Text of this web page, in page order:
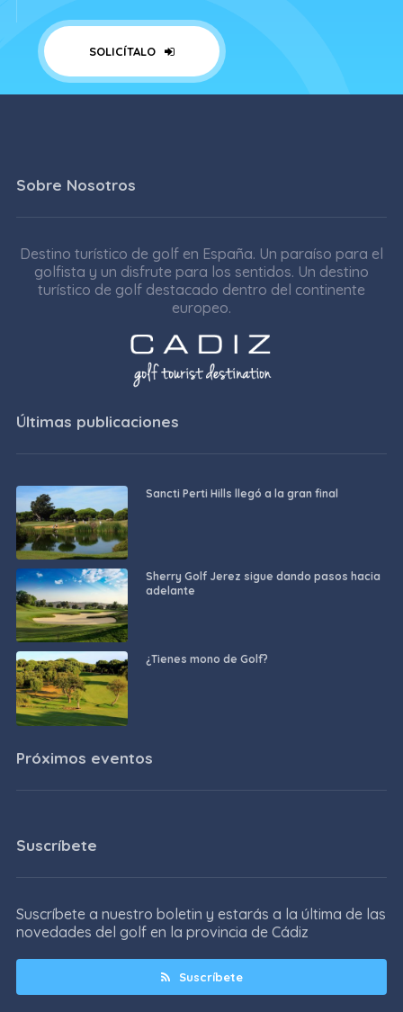
SOLICÍTALO
Sobre Nosotros
Destino turístico de golf en España. Un paraíso para el
golfista y un disfrute para los sentidos. Un destino
turístico de golf destacado dentro del continente
europeo.
Últimas publicaciones
Sancti Perti Hills llegó a la gran final
Sherry Golf Jerez sigue dando pasos hacia
adelante
¿Tienes mono de Golf?
Próximos eventos
Suscríbete
Suscríbete a nuestro boletin y estarás a la última de las
novedades del golf en la provincia de Cádiz
Suscríbete